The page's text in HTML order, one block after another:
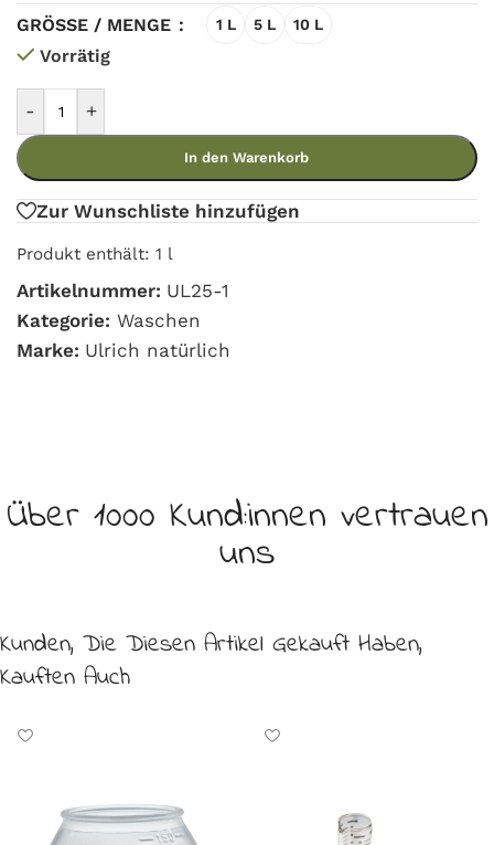
GRÖSSE / MENGE
1 L 5 L 10 L
Vorrätig
- +
In den Warenkorb
Zur Wunschliste hinzufügen
Produkt enthält: 1 l
Artikelnummer: UL25-1
Kategorie: Waschen
Marke: Ulrich natürlich
Über 1000 Kund:innen vertrauen
uns
Kunden, Die Diesen Artikel Gekauft Haben,
Kauften Auch